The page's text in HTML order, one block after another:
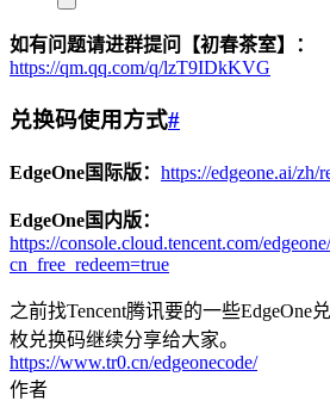
如有问题请进群提问【初春茶室】：
https://qm.qq.com/q/lzT9IDkKVG
兑换码使用方式#
EdgeOne国际版： https://edgeone.ai/zh/
EdgeOne国内版：
https://console.cloud.tencent.com/
cn_free_redeem=true
之前找Tencent腾讯要的一些EdgeOne
枚兑换码继续分享给大家。
https://www.tr0.cn/edgeonecode/
作者